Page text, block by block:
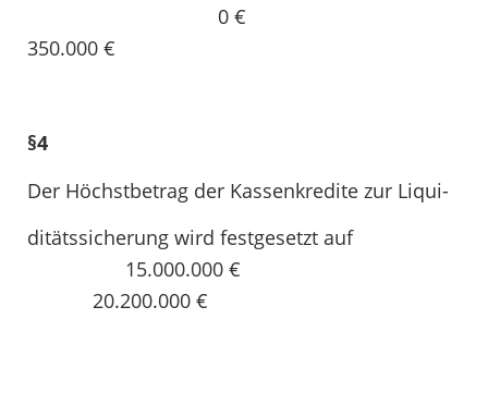
0 €
350.000 €
§4
Der Höchstbetrag der Kassenkredite zur Liqui-
ditätssicherung wird festgesetzt auf
15.000.000 €
20.200.000 €